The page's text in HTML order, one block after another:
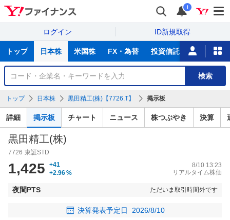
i
ログイン ID新規取得
サ
トップ 日本株 米国株 FX・為替 投資信託 ニュース
銘
検
索
検索
トップ 日本株 黒田精工(株)【7726.T】 掲示板
詳細 掲示板 チャート ニュース 株つぶやき 決算
黒田精工(株)
7726 東証STD
1,425
+41
+2.96%
8/10 13:23
リアルタイム株価
夜間PTS ただいま取引時間外です
決算発表予定日 2026/8/10